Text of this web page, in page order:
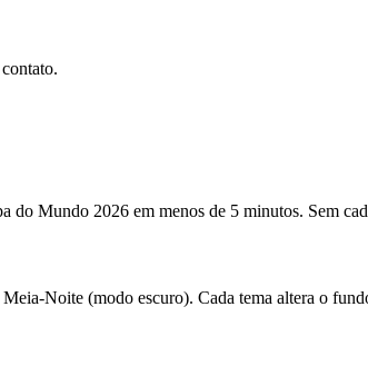
do Mundo 2026 em menos de 5 minutos. Sem
Noite (modo escuro). Cada tema altera o